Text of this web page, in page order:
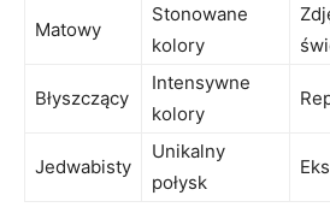
Matowy
Stonowane
kolory
Błyszczący
Intensywne
kolory
Jedwabisty
Unikalny
połysk